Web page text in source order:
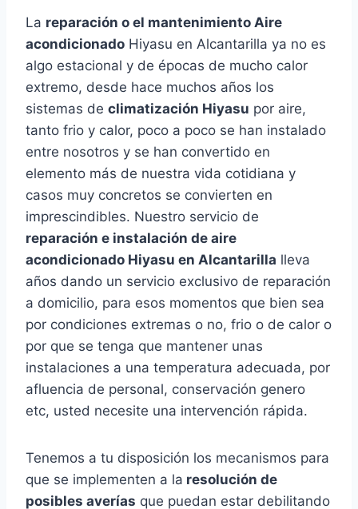
La reparación o el mantenimiento Aire
acondicionado Hiyasu en Alcantarilla ya no es
algo estacional y de épocas de mucho calor
extremo, desde hace muchos años los
sistemas de climatización Hiyasu por aire,
tanto frio y calor, poco a poco se han instalado
entre nosotros y se han convertido en
elemento más de nuestra vida cotidiana y
casos muy concretos se convierten en
imprescindibles. Nuestro servicio de
reparación e instalación de aire
acondicionado Hiyasu en Alcantarilla lleva
años dando un servicio exclusivo de reparación
a domicilio, para esos momentos que bien sea
por condiciones extremas o no, frio o de calor o
por que se tenga que mantener unas
instalaciones a una temperatura adecuada, por
afluencia de personal, conservación genero
etc, usted necesite una intervención rápida.
Tenemos a tu disposición los mecanismos para
que se implementen a la resolución de
posibles averías que puedan estar debilitando